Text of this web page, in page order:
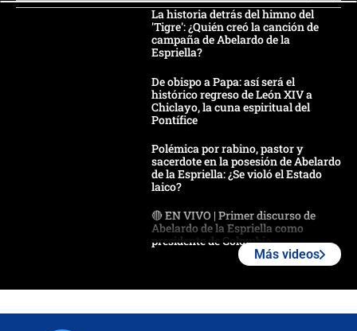
La historia detrás del himno del
'Tigre': ¿Quién creó la canción de
campaña de Abelardo de la
Espriella?
De obispo a Papa: así será el
histórico regreso de León XIV a
Chiclayo, la cuna espiritual del
Pontífice
Polémica por rabino, pastor y
sacerdote en la posesión de Abelardo
de la Espriella: ¿Se violó el Estado
laico?
🔴 EN VIVO | Primer discurso de
Abelardo de la Espriella como
presidente de Colombia
Más videos